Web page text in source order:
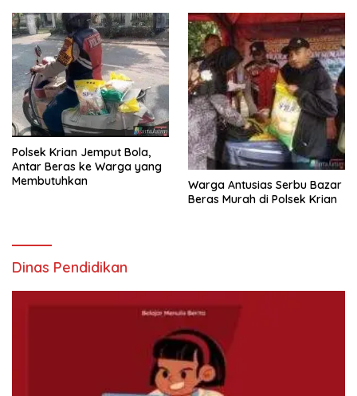
Polsek Krian Jemput Bola,
Antar Beras ke Warga yang
Membutuhkan
Warga Antusias Serbu Bazar
Beras Murah di Polsek Krian
Dinas Pendidikan